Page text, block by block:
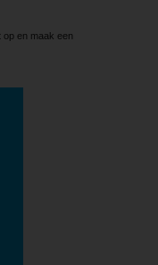
op en maak een